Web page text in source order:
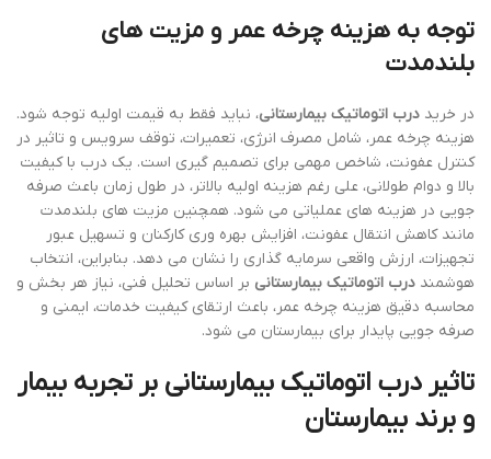
توجه به هزینه چرخه عمر و مزیت های
بلندمدت
در خرید درب اتوماتیک بیمارستانی، نباید فقط به قیمت اولیه توجه شود.
هزینه چرخه عمر، شامل مصرف انرژی، تعمیرات، توقف سرویس و تاثیر در
کنترل عفونت، شاخص مهمی برای تصمیم گیری است. یک درب با کیفیت
بالا و دوام طولانی، علی رغم هزینه اولیه بالاتر، در طول زمان باعث صرفه
جویی در هزینه های عملیاتی می شود. همچنین مزیت های بلندمدت
مانند کاهش انتقال عفونت، افزایش بهره وری کارکنان و تسهیل عبور
تجهیزات، ارزش واقعی سرمایه گذاری را نشان می دهد. بنابراین، انتخاب
هوشمند درب اتوماتیک بیمارستانی بر اساس تحلیل فنی، نیاز هر بخش و
محاسبه دقیق هزینه چرخه عمر، باعث ارتقای کیفیت خدمات، ایمنی و
صرفه جویی پایدار برای بیمارستان می شود.
تاثیردرب اتوماتیک بیمارستانی بر تجربه بیمار
و برند بیمارستان